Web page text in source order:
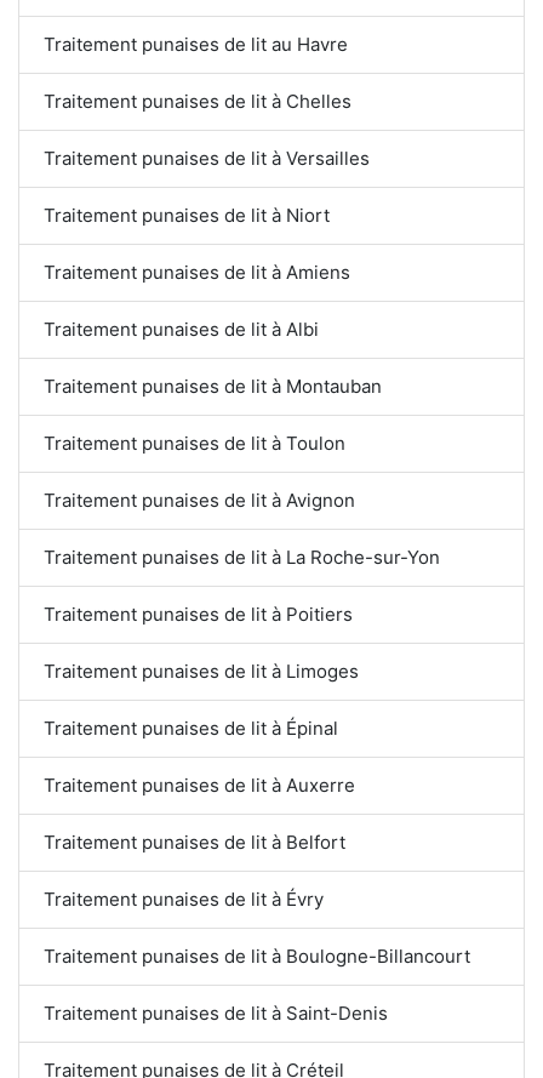
Traitement punaises de lit au Havre
Traitement punaises de lit à Chelles
Traitement punaises de lit à Versailles
Traitement punaises de lit à Niort
Traitement punaises de lit à Amiens
Traitement punaises de lit à Albi
Traitement punaises de lit à Montauban
Traitement punaises de lit à Toulon
Traitement punaises de lit à Avignon
Traitement punaises de lit à La Roche-sur-Yon
Traitement punaises de lit à Poitiers
Traitement punaises de lit à Limoges
Traitement punaises de lit à Épinal
Traitement punaises de lit à Auxerre
Traitement punaises de lit à Belfort
Traitement punaises de lit à Évry
Traitement punaises de lit à Boulogne-Billancourt
Traitement punaises de lit à Saint-Denis
Traitement punaises de lit à Créteil